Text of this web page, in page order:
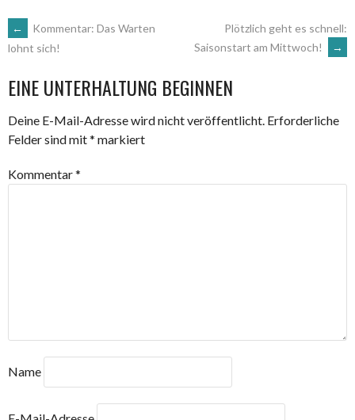
ARTIKEL-
NAVIGATION
←
Kommentar: Das Warten
lohnt sich!
Plötzlich geht es schnell:
Saisonstart am Mittwoch!
→
EINE UNTERHALTUNG BEGINNEN
Deine E-Mail-Adresse wird nicht veröffentlicht. Erforderliche
Felder sind mit* markiert
Kommentar*
Name